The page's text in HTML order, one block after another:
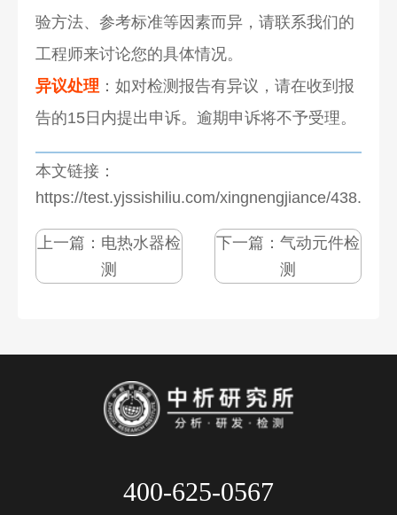
验方法、参考标准等因素而异，请联系我们的
工程师来讨论您的具体情况。
异议处理 ：如对检测报告有异议，请在收到报
告的15日内提出申诉。逾期申诉将不予受理。
本文链接：
https://test.yjssishiliu.com/xingnengjiance/438.html
上一篇： 电热水器检
测
下一篇：气动元件检
测
400-625-0567